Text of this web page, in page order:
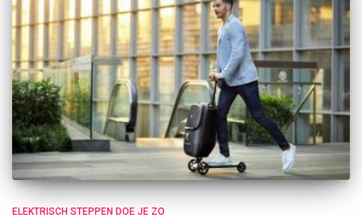
ELEKTRISCH STEPPEN DOE JE ZO